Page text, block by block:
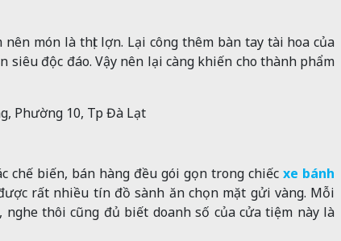
món là thịt lợn. Lại công thêm bàn tay tài hoa của
siêu độc đáo. Vậy nên lại càng khiến cho thành phẩm
Phường 10, Tp Đà Lạt
chế biến, bán hàng đều gói gọn trong chiếcxe bánh
rất nhiều tín đồ sành ăn chọn mặt gửi vàng. Mỗi
nghe thôi cũng đủ biết doanh số của cửa tiệm này là